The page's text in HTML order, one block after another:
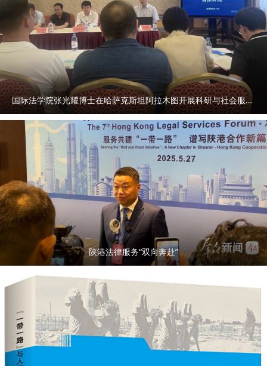
国际法学院张光耀博士在哈萨克斯坦阿拉木图开展科研与社会服务活动
陕港法律服务“双向奔赴”